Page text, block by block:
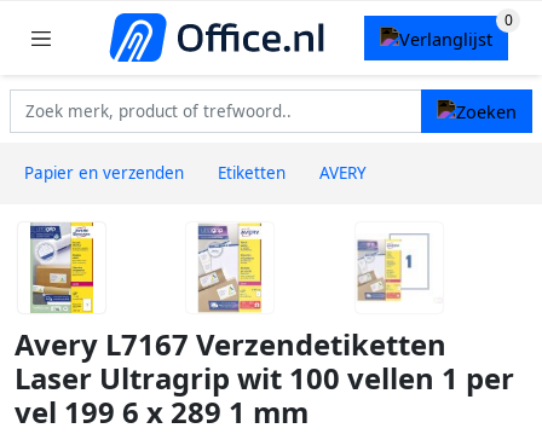
Papier en verzenden Etiketten AVERY
Avery L7167 Verzendetiketten
Laser Ultragrip wit 100 vellen 1 per
vel 199 6 x 289 1 mm